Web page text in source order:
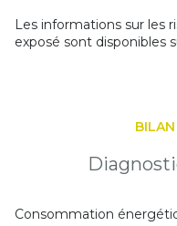
Les informations sur les
exposé sont disponibles
Consommation